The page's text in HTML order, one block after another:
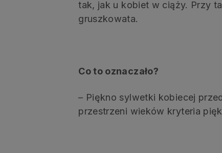
tak, jak u kobiet w ciąży. Przy
gruszkowata.
Co to oznaczało?
– Piękno sylwetki kobiecej
przestrzeni wieków kryteria